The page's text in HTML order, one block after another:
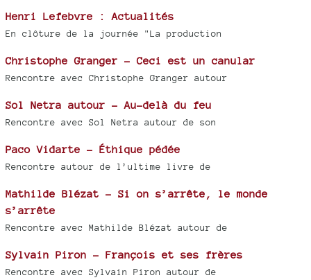
Henri Lefebvre : Actualités
En clôture de la journée "La production
Christophe Granger - Ceci est un canular
Rencontre avec Christophe Granger autour
Sol Netra autour - Au-delà du feu
Rencontre avec Sol Netra autour de son
Paco Vidarte - Éthique pédée
Rencontre autour de l’ultime livre de
Mathilde Blézat - Si on s’arrête, le monde
s’arrête
Rencontre avec Mathilde Blézat autour de
Sylvain Piron - François et ses frères
Rencontre avec Sylvain Piron autour de